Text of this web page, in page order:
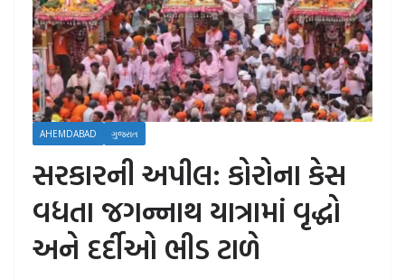
AHEMDABAD ગુજરાત
સરકારની અપીલ: કોરોના કેસ
વધતા જગન્નાથ યાત્રામાં વૃદ્ધો
અને દર્દીઓ ભીડ ટાળે